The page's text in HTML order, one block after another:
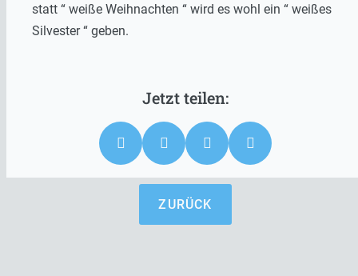
statt “ weiße Weihnachten “ wird es wohl ein “ weißes
Silvester “ geben.
ZURÜCK